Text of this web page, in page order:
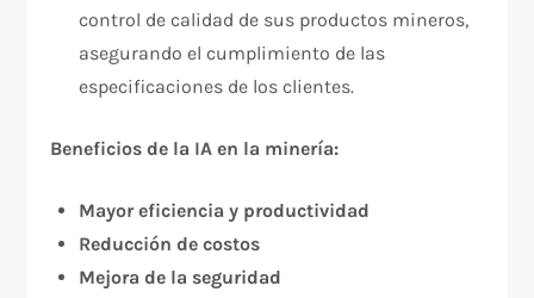
control de calidad de sus productos mineros,
asegurando el cumplimiento de las
especificaciones de los clientes.
Beneficios de la IA en la minería:
Mayor eficiencia y productividad
Reducción de costos
Mejora de la seguridad